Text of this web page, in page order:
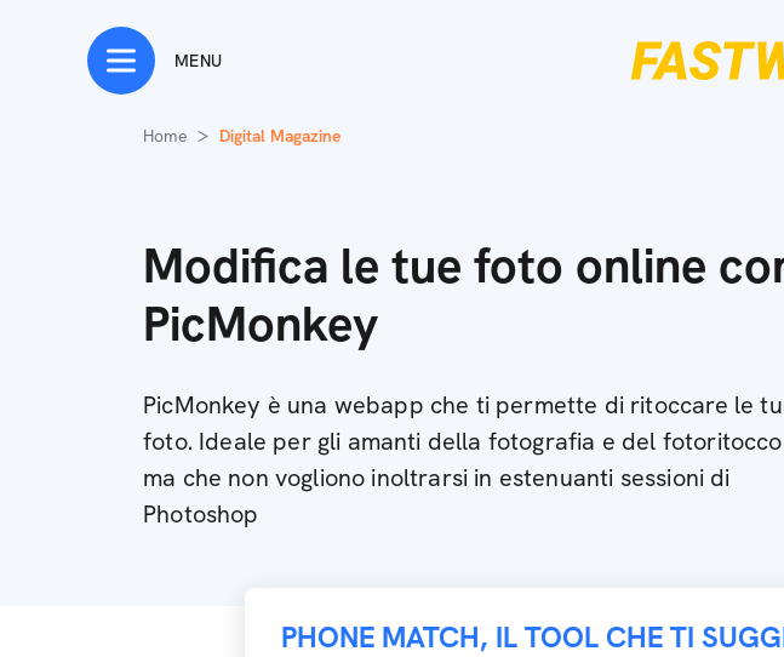
MENU
Home Digital Magazine
Modifica le tue foto online
PicMonkey
PicMonkey è una webapp che ti permette di ritoccare le
foto. Ideale per gli amanti della fotografia e del
ma che non vogliono inoltrarsi in estenuanti sessioni di
Photoshop
PHONE MATCH, IL TOOL CHE TI